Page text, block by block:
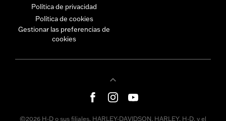
Política de privacidad
Política de cookies
Gestionar las preferencias de
cookies
©2026 H-D o sus filiales. HARLEY-DAVIDSON, HARLEY, H-D, y el